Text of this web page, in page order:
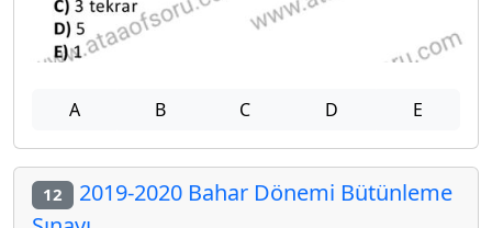
A B C D E
12 2019-2020 Bahar Dönemi Bütünleme